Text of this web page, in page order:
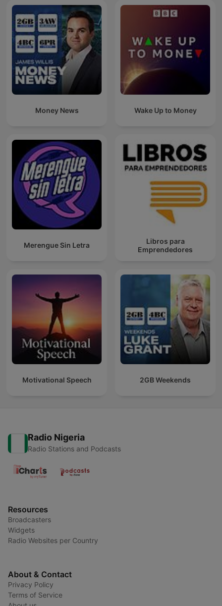
Money News Wake Up to Money
Merengue Sin Letra
Libros para
Emprendedores
Motivational Speech 2GB Weekends
Radio Nigeria
Radio Stations and Podcasts
Resources
Broadcasters
Widgets
Radio Websites per Country
About & Contact
Privacy Policy
Terms of Service